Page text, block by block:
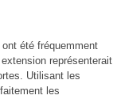
été fréquemment
représenterait
Utilisant les
les